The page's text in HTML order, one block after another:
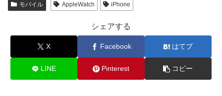
モバイル AppleWatch iPhone
シェアする
X Facebook はてブ
LINE Pinterest コピー